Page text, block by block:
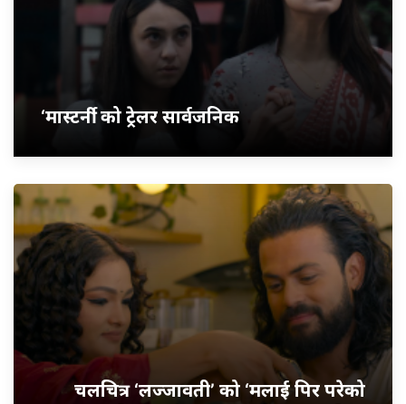
‘मास्टर्नी’ को ट्रेलर सार्वजनिक
चलचित्र ‘लज्जावती’ को ‘मलाई पिर परेको